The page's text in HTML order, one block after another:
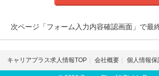
次ページ「フォーム入力内容確認画面」で最
キャリアプラス求人情報TOP 会社概要 個人情報保